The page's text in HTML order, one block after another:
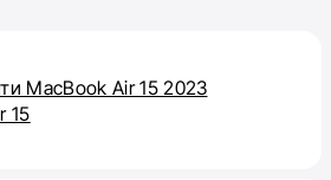
MacBook Air 15 2023
15